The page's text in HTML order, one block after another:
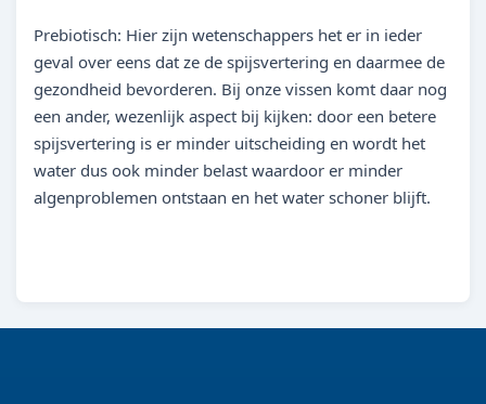
Prebiotisch: Hier zijn wetenschappers het er in ieder
geval over eens dat ze de spijsvertering en daarmee de
gezondheid bevorderen. Bij onze vissen komt daar nog
een ander, wezenlijk aspect bij kijken: door een betere
spijsvertering is er minder uitscheiding en wordt het
water dus ook minder belast waardoor er minder
algenproblemen ontstaan en het water schoner blijft.